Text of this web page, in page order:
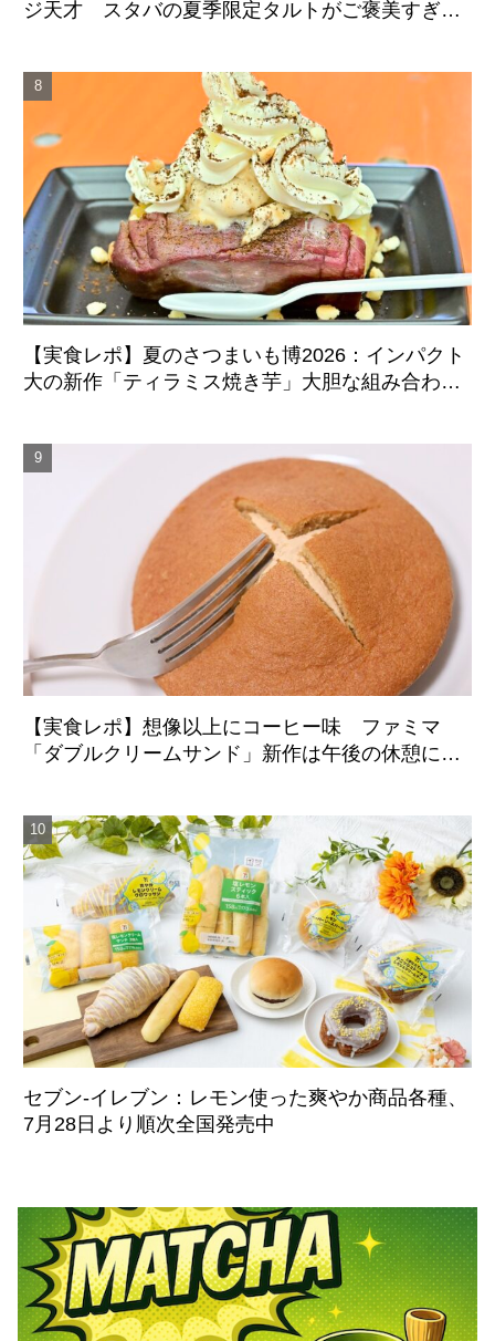
ジ天才 スタバの夏季限定タルトがご褒美すぎた
【実食レポ】夏のさつまいも博2026：インパクト
大の新作「ティラミス焼き芋」大胆な組み合わせ
【実食レポ】想像以上にコーヒー味 ファミマ
「ダブルクリームサンド」新作は午後の休憩にち
セブン‐イレブン：レモン使った爽やか商品各種、
7月28日より順次全国発売中